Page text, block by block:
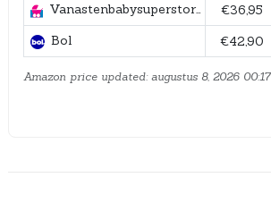
Vanastenbabysuperstore.nl
€36,95
Bol
€42,90
Amazon price updated: augustus 8, 2026 00:17